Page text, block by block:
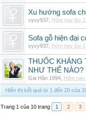
Xu hướng sofa
vyvy937 Hôm nay lúc
Sofa gỗ hiện đại
vyvy937 Hôm nay lúc
THUỐC KHÁNG
NHƯ THẾ NÀO?
Gia Hân 1994 Hôm
Hiển thị kết quả từ 1 đến 20 của
Trang 1 của 10 trang 1 2 3